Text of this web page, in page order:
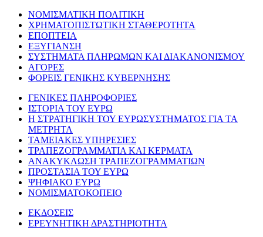
ΝΟΜΙΣΜΑΤΙΚΗ ΠΟΛΙΤΙΚΗ
ΧΡΗΜΑΤΟΠΙΣΤΩΤΙΚΗ ΣΤΑΘΕΡΟΤΗΤΑ
ΕΠΟΠΤΕΙΑ
ΕΞΥΓΙΑΝΣΗ
ΣΥΣΤΗΜΑΤΑ ΠΛΗΡΩΜΩΝ ΚΑΙ ΔΙΑΚΑΝΟΝΙΣΜΟΥ
ΑΓΟΡΕΣ
ΦΟΡΕΙΣ ΓΕΝΙΚΗΣ ΚΥΒΕΡΝΗΣΗΣ
ΓΕΝΙΚΕΣ ΠΛΗΡΟΦΟΡΙΕΣ
ΙΣΤΟΡΙΑ ΤΟΥ ΕΥΡΩ
Η ΣΤΡΑΤΗΓΙΚΗ ΤΟΥ ΕΥΡΩΣΥΣΤΗΜΑΤΟΣ ΓΙΑ ΤΑ
ΜΕΤΡΗΤΑ
ΤΑΜΕΙΑΚΕΣ ΥΠΗΡΕΣΙΕΣ
ΤΡΑΠΕΖΟΓΡΑΜΜΑΤΙΑ ΚΑΙ ΚΕΡΜΑΤΑ
ΑΝΑΚΥΚΛΩΣΗ ΤΡΑΠΕΖΟΓΡΑΜΜΑΤΙΩΝ
ΠΡΟΣΤΑΣΙΑ ΤΟΥ ΕΥΡΩ
ΨΗΦΙΑΚΟ ΕΥΡΩ
ΝΟΜΙΣΜΑΤΟΚΟΠΕΙΟ
ΕΚΔΟΣΕΙΣ
ΕΡΕΥΝΗΤΙΚΗ ΔΡΑΣΤΗΡΙΟΤΗΤΑ